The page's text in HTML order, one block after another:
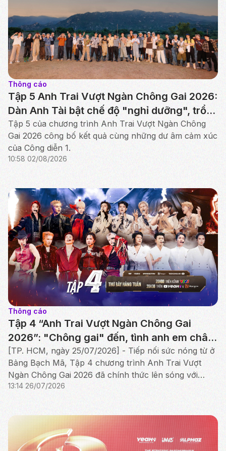
Thông cáo
Tập 5 Anh Trai Vượt Ngàn Chông Gai 2026:
Dàn Anh Tài bật chế độ "nghỉ dưỡng", trổ
tài chăn cừu, nấu ăn tại Ninh Thuận
Tập 5 của chương trình Anh Trai Vượt Ngàn Chông
Gai 2026 công bố kết quả cùng những dư âm cảm xúc
của Công diễn 1.
10:58 02/08/2026
Thông cáo
Tập 4 “Anh Trai Vượt Ngàn Chông Gai
2026”: "Chông gai" đến, tình anh em chân
thành thắp sáng Công diễn đầu tiên
[TP. HCM, ngày 25/07/2026] - Tiếp nối sức nóng từ ở
Bảng Bạch Mã, Tập 4 chương trình Anh Trai Vượt
Ngàn Chông Gai 2026 đã chính thức lên sóng với
cuộc tranh tài nghẹt thở của Bảng Hắc Mã
13:14 26/07/2026